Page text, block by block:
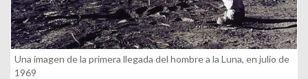
Una imagen de la primera llegada del hombre a la Luna, en julio de
1969